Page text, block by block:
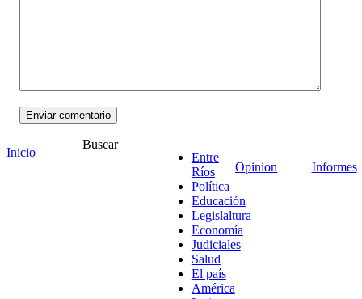
Inicio
Buscar
Entre
Ríos
Política
Educación
Legislaltura
Economía
Judiciales
Salud
El país
América
Opinion Informes
¡Ponete en contacto!
Escribe aquí abajo lo que desees buscar